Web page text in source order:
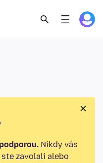
Nikdy vás
zavolali alebo